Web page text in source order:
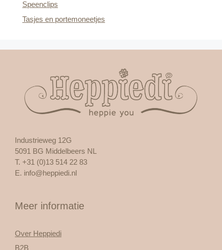
Speenclips
Tasjes en portemoneetjes
Industrieweg 12G
5091 BG Middelbeers NL
T. +31 (0)13 514 22 83
E. info@heppiedi.nl
Meer informatie
Over Heppiedi
B2B